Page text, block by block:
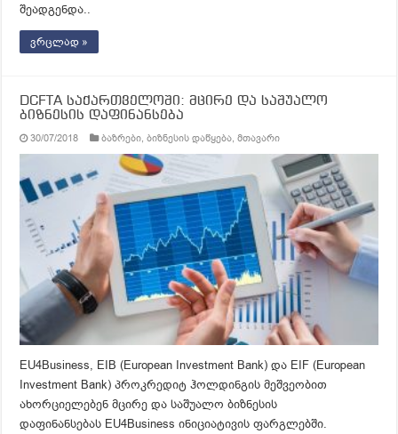
შეადგენდა..
ვრცლად »
DCFTA საქართველოში: მცირე და საშუალო
ბიზნესის დაფინანსება
30/07/2018 ბაზრები,ბიზნესის დაწყება,მთავარი
EU4Business, EIB (European Investment Bank) და EIF (European
Investment Bank) პროკრედიტ ჰოლდინგის მეშვეობით
ახორციელებენ მცირე და საშუალო ბიზნესის
დაფინანსებას EU4Business ინიციატივის ფარგლებში.